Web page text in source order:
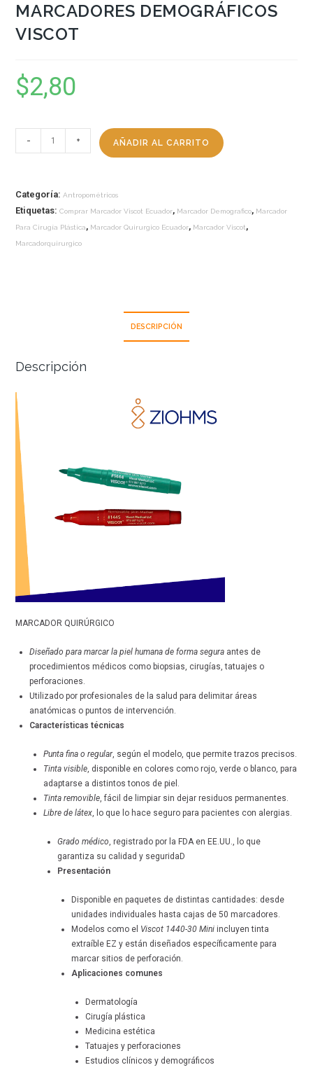
MARCADORES DEMOGRÁFICOS
VISCOT
$2,80
- + AÑADIR AL CARRITO
Categoría:Antropométricos
Etiquetas:Comprar Marcador Viscot Ecuador, Marcador Demografico, Marcador
Para Cirugía Plástica, Marcador Quirurgico Ecuador, Marcador Viscot,
Marcadorquirurgico
DESCRIPCIÓN
Descripción
MARCADOR QUIRÚRGICO
Diseñado para marcar la piel humana de forma segura antes de
procedimientos médicos como biopsias, cirugías, tatuajes o
perforaciones.
Utilizado por profesionales de la salud para delimitar áreas
anatómicas o puntos de intervención.
Características técnicas
Punta fina o regular, según el modelo, que permite trazos precisos.
Tinta visible, disponible en colores como rojo, verde o blanco, para
adaptarse a distintos tonos de piel.
Tinta removible, fácil de limpiar sin dejar residuos permanentes.
Libre de látex, lo que lo hace seguro para pacientes con alergias.
Grado médico, registrado por la FDA en EE.UU., lo que
garantiza su calidad y seguridaD
Presentación
Disponible en paquetes de distintas cantidades: desde
unidades individuales hasta cajas de 50 marcadores.
Modelos como el Viscot 1440-30 Mini incluyen tinta
extraíble EZ y están diseñados específicamente para
marcar sitios de perforación.
Aplicaciones comunes
Dermatología
Cirugía plástica
Medicina estética
Tatuajes y perforaciones
Estudios clínicos y demográficos